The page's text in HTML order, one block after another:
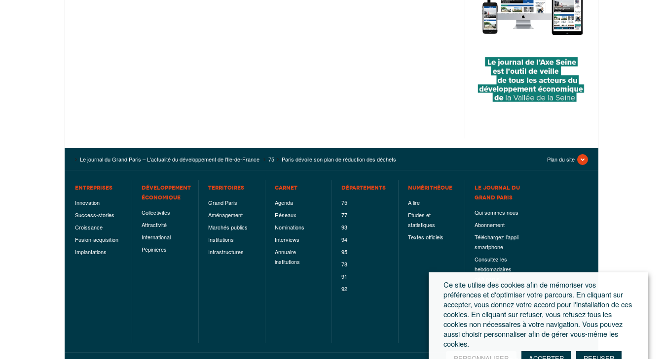
Le journal du Grand Paris – L'actualité du développement de l'Ile-de-France 75 Paris dévoile son plan de réduction des déchets Plan du site
ENTREPRISES
Innovation
Success-stories
Croissance
Fusion-acquisition
Implantations
DÉVELOPPEMENT
ÉCONOMIQUE
Collectivités
Attractivité
International
Pépinières
TERRITOIRES
Grand Paris
Aménagement
Marchés publics
Institutions
Infrastructures
CARNET
Agenda
Réseaux
Nominations
Interviews
Annuaire
institutions
DÉPARTEMENTS
75
77
93
94
95
78
91
92
NUMÉRITHÈQUE
A lire
Etudes et
statistiques
Textes officiels
LE JOURNAL DU
GRAND PARIS
Qui sommes nous
Abonnement
Téléchargez l’appli
smartphone
Consultez les
hebdomadaires
Les hors-séries
Mentions légales
Conditions
générales de
ventes
Ce site utilise des cookies afin de mémoriser vos
préférences et d'optimiser votre parcours. En cliquant sur
accepter, vous donnez votre accord pour l'installation de ces
cookies. En cliquant sur refuser, vous refusez tous les
cookies non nécessaires à votre navigation. Vous pouvez
aussi choisir personnaliser afin de gérer vous-même les
cookies.